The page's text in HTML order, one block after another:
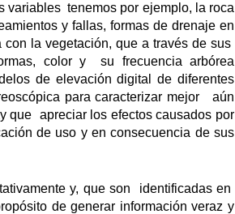
variables tenemos por ejemplo, la roca
y fallas, formas de drenaje en
la vegetación, que a través de sus
color y su frecuencia arbórea
de elevación digital de diferentes
para caracterizar mejor aún
que apreciar los efectos causados por
de uso y en consecuencia de sus
y, que son identificadas en
de generar información veraz y